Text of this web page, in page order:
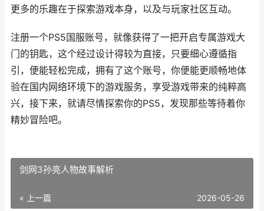
更多的乐趣在于探索游戏本身，以及与玩家社区互动。
注册一个PS5国服账号，就像获得了一把开启专属游戏大
门的钥匙，这个经过设计得较为直接，只要细心遵循指
引，便能轻松完成，拥有了这个账号，你便能更顺畅地体
验在国内网络环境下的游戏服务，享受游戏带来的纯粹高
兴，接下来，就请尽情探索你的PS5，发现那些等待着你
精妙冒险吧。
剑网3孙亮人物故事解析
« 上一篇 2026-05-26